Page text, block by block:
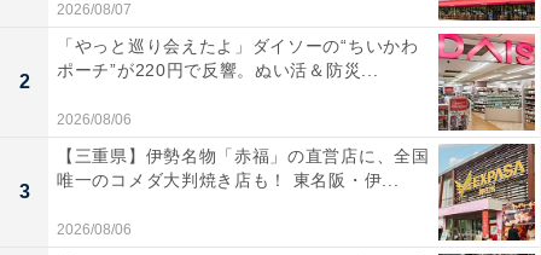
【あわせて買いたい】ハイコーキの人気商品5選
ハイコーキ「CV36DMA」
2026/08/07
2
「やっと巡り会えたよ」ダイソーの“ちいかわ
ポーチ”が220円で反響。ぬい活＆防災...
2026/08/06
3
【三重県】伊勢名物「赤福」の直営店に、全国
唯一のコメダ大判焼き店も！ 東名阪・伊...
2026/08/06